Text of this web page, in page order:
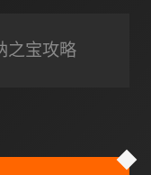
之宝攻略